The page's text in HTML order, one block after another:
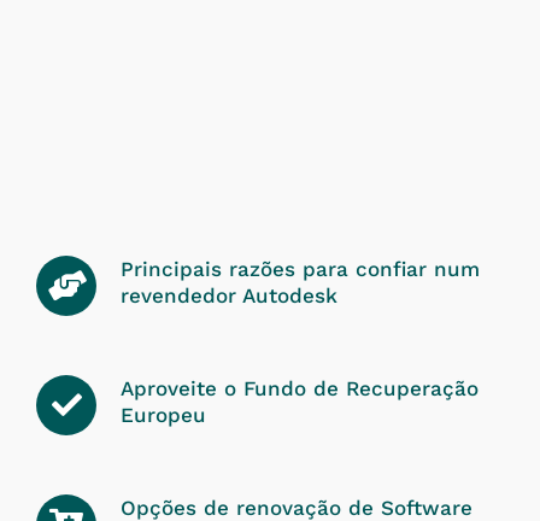
Principais razões para confiar num
revendedor Autodesk
Aproveite o Fundo de Recuperação
Europeu
Opções de renovação de Software